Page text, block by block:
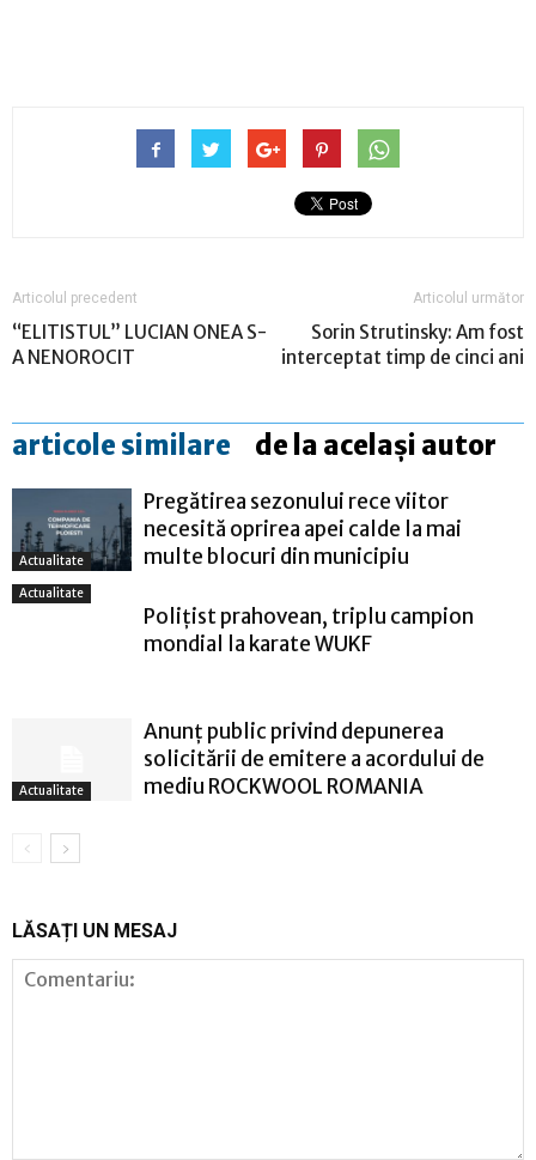
Articolul precedent
“ELITISTUL” LUCIAN ONEA S-
A NENOROCIT
Articolul următor
Sorin Strutinsky: Am fost
interceptat timp de cinci ani
articole similare de la același autor
Actualitate
Pregătirea sezonului rece viitor
necesită oprirea apei calde la mai
multe blocuri din municipiu
Actualitate
Polițist prahovean, triplu campion
mondial la karate WUKF
Actualitate
Anunț public privind depunerea
solicitării de emitere a acordului de
mediu ROCKWOOL ROMANIA
LĂSAȚI UN MESAJ